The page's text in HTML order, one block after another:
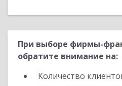
При выборе фирмы-
обратите внимание на:
Количество